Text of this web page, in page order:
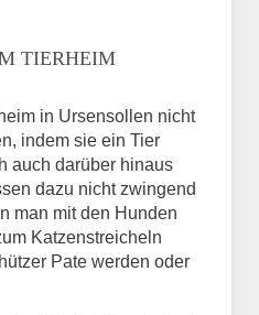
TIERHEIM
in Ursensollen nicht
indem sie ein Tier
auch darüber hinaus
dazu nicht zwingend
man mit den Hunden
Katzenstreicheln
Pate werden oder